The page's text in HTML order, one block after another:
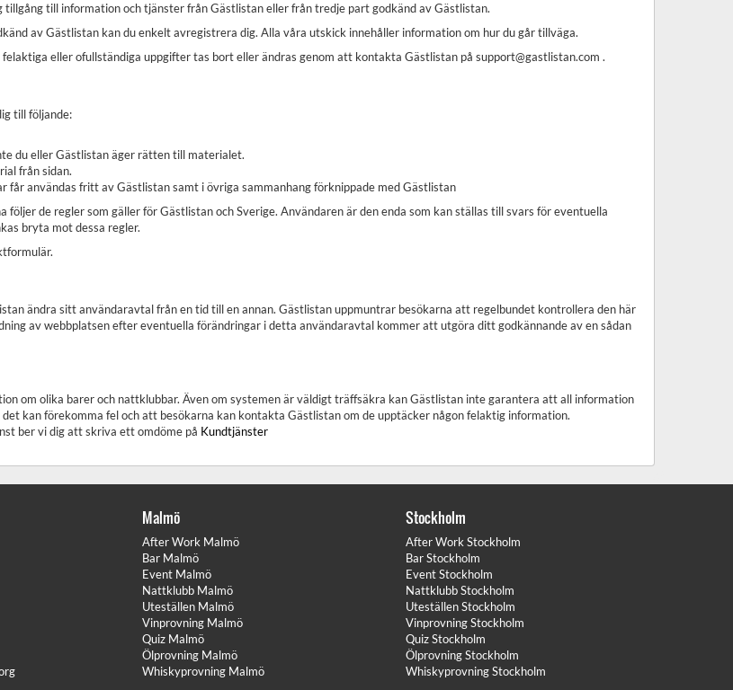
till information och tjänster från Gästlistan eller från tredje part godkänd av Gästlistan.
av Gästlistan kan du enkelt avregistrera dig. Alla våra utskick innehåller information om hur du går tillväga.
eller ofullständiga uppgifter tas bort eller ändras genom att kontakta Gästlistan på support@gastlistan.com .
till följande:
du eller Gästlistan äger rätten till materialet.
från sidan.
användas fritt av Gästlistan samt i övriga sammanhang förknippade med Gästlistan
de regler som gäller för Gästlistan och Sverige. Användaren är den enda som kan ställas till svars för eventuella
bryta mot dessa regler.
ändra sitt användaravtal från en tid till en annan. Gästlistan uppmuntrar besökarna att regelbundet kontrollera den här
av webbplatsen efter eventuella förändringar i detta användaravtal kommer att utgöra ditt godkännande av en sådan
om olika barer och nattklubbar. Även om systemen är väldigt träffsäkra kan Gästlistan inte garantera att all information
kan förekomma fel och att besökarna kan kontakta Gästlistan om de upptäcker någon felaktig information.
ber vi dig att skriva ett omdöme på Kundtjänster
Malmö
After Work Malmö
Bar Malmö
Event Malmö
Nattklubb Malmö
Uteställen Malmö
Vinprovning Malmö
Quiz Malmö
Ölprovning Malmö
Whiskyprovning Malmö
Stockholm
After Work Stockholm
Bar Stockholm
Event Stockholm
Nattklubb Stockholm
Uteställen Stockholm
Vinprovning Stockholm
Quiz Stockholm
Ölprovning Stockholm
Whiskyprovning Stockholm